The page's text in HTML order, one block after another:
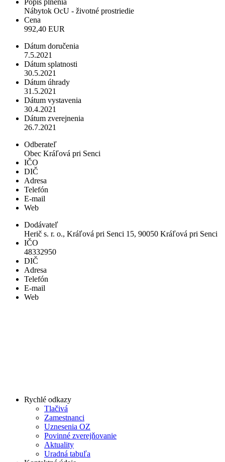
Popis plnenia
Nábytok OcU - životné prostriedie
Cena
992,40 EUR
Dátum doručenia
7.5.2021
Dátum splatnosti
30.5.2021
Dátum úhrady
31.5.2021
Dátum vystavenia
30.4.2021
Dátum zverejnenia
26.7.2021
Odberateľ
Obec Kráľová pri Senci
IČO
DIČ
Adresa
Telefón
E-mail
Web
Dodávateľ
Herič s. r. o., Kráľová pri Senci 15, 90050 Kráľová pri Senci
IČO
48332950
DIČ
Adresa
Telefón
E-mail
Web
Rychlé odkazy
Tlačivá
Zamestnanci
Uznesenia OZ
Povinné zverejňovanie
Aktuality
Uradná tabuľa